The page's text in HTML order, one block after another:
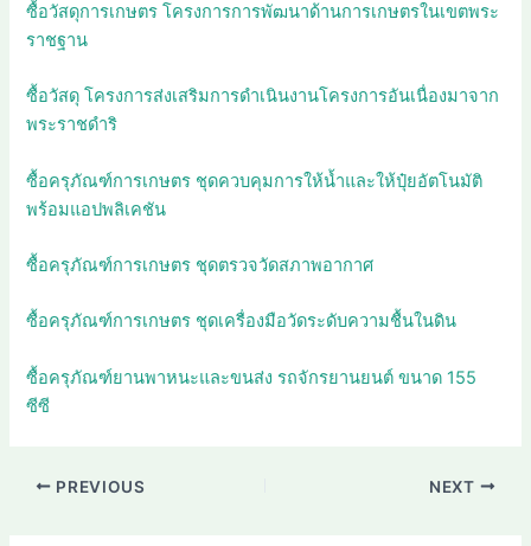
ซื้อวัสดุการเกษตร โครงการการพัฒนาด้านการเกษตรในเขตพระ
ราชฐาน
ซื้อวัสดุ โครงการส่งเสริมการดำเนินงานโครงการอันเนื่องมาจาก
พระราชดำริ
ซื้อครุภัณฑ์การเกษตร ชุดควบคุมการให้น้ำและให้ปุ๋ยอัตโนมัติ
พร้อมแอปพลิเคชัน
ซื้อครุภัณฑ์การเกษตร ชุดตรวจวัดสภาพอากาศ
ซื้อครุภัณฑ์การเกษตร ชุดเครื่องมือวัดระดับความชื้นในดิน
ซื้อครุภัณฑ์ยานพาหนะและขนส่ง รถจักรยานยนต์ ขนาด 155
ซีซี
PREVIOUS NEXT